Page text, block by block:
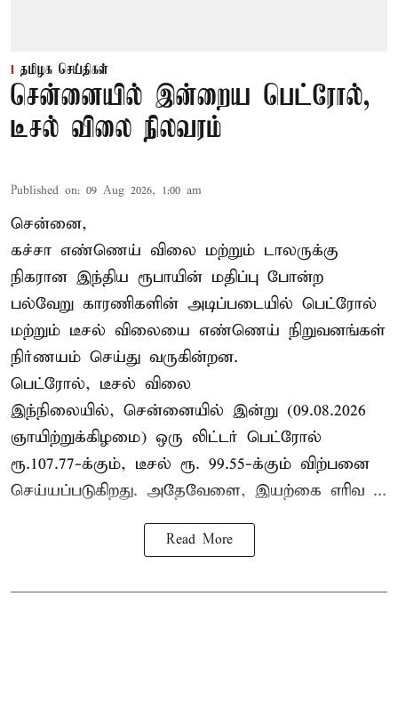
தமிழக செய்திகள்
சென்னையில் இன்றைய பெட்ரோல்,
டீசல் விலை நிலவரம்
Published on: 09 Aug 2026, 1:00 am
சென்னை,
கச்சா எண்ணெய் விலை மற்றும் டாலருக்கு
நிகரான இந்திய ரூபாயின் மதிப்பு போன்ற
பல்வேறு காரணிகளின் அடிப்படையில் பெட்ரோல்
மற்றும் டீசல் விலையை எண்ணெய் நிறுவனங்கள்
நிர்ணயம் செய்து வருகின்றன.
பெட்ரோல், டீசல் விலை
இந்நிலையில், சென்னையில் இன்று (09.08.2026
ஞாயிற்றுக்கிழமை) ஒரு லிட்டர் பெட்ரோல்
ரூ.107.77-க்கும், டீசல் ரூ. 99.55-க்கும் விற்பனை
செய்யப்படுகிறது. அதேவேளை, இயற்கை எரிவ ...
Read More